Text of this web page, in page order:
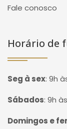
Fale conosco
Horário de
Seg à sex: 9h
Sábados: 9h
Domingos e